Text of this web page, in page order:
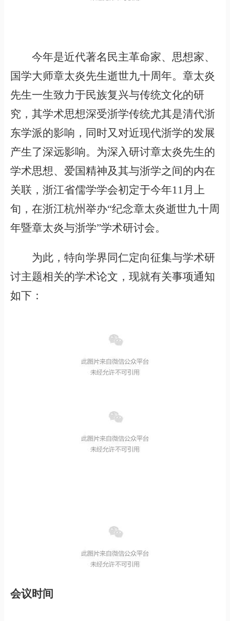
今年是近代著名民主革命家、思想家、
国学大师章太炎先生逝世九十周年。章太炎
先生一生致力于民族复兴与传统文化的研
究，其学术思想深受浙学传统尤其是清代浙
东学派的影响，同时又对近现代浙学的发展
产生了深远影响。为深入研讨章太炎先生的
学术思想、爱国精神及其与浙学之间的内在
关联，浙江省儒学学会初定于今年11月上
旬，在浙江杭州举办“纪念章太炎逝世九十周
年暨章太炎与浙学”学术研讨会。
为此，特向学界同仁定向征集与学术研
讨主题相关的学术论文，现就有关事项通知
如下：
会议时间